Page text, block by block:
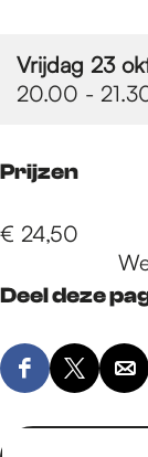
Vrijdag 23
20.00 -
Prijzen
€ 24,50
Deel deze
D
e
D
e
D
e